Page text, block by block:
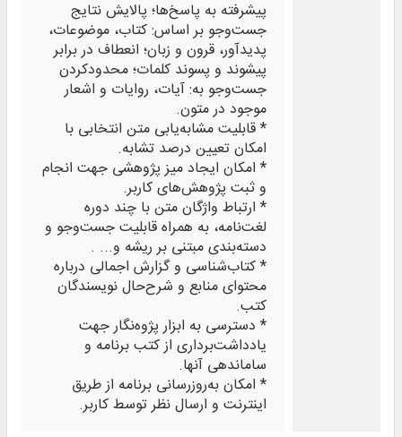
پیشرفته به پاسخ‌ها؛ پالایش نتایج
جست‌وجو بر اساس: کتاب، موضوعات،
پدیدآور، قرون و زبان؛ انعطاف در برابر
پیشوند و پسوند کلمات؛ محدودکردن
جست‌وجو به: آیات، روایات و اشعار
موجود در متون.
* قابلیت مشابه‌‎یابی متن انتخابی با
امکان تعیین درصد تشابه.
* امکان ایجاد میز پژوهشی جهت انجام
و ثبت پژوهش‌های کاربر.
* ارتباط واژگان متن با چند دوره
لغت‌نامه، به همراه قابلیت جست‌وجو و
دسته‌بندی مبتنی بر ریشه و... .
* کتاب‌شناسی و گزارش اجمالی درباره
محتوای منابع و شرح‌حال نویسندگان
کتب.
* دسترسی به ابزار پژوه‌نگار جهت
یادداشت‌برداری از کتب برنامه و
ساماندهی آنها.
* امکان به‌روزرسانی برنامه از طریق
اینترنت و ارسال نظر توسط کاربر.